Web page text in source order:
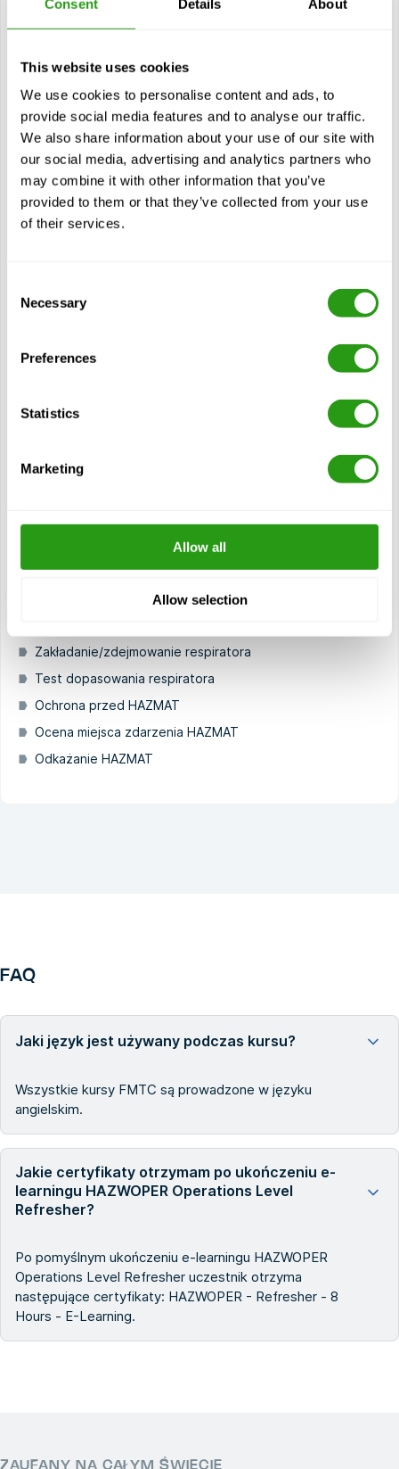
Consent Details About
This website uses cookies
We use cookies to personalise content and ads, to
provide social media features and to analyse our traffic.
We also share information about your use of our site with
our social media, advertising and analytics partners who
may combine it with other information that you’ve
provided to them or that they’ve collected from your use
of their services.
Selection
Necessary
Preferences
Statistics
Marketing
Allow all
Allow selection
Emergency Response i jest to kurs przeznaczony dla
pracowników, którzy mogą działać jako...
Certyfikaty
HAZWOPER Technician Level E-Learning
Widok kurs
Moduły
Przegląd HAZWOPER
Niebezpieczna komunikacja (HAZCOM)
Uwolnienie HAZMAT
Oznaki obecności materiałów niebezpiecznych na miejscu
SOP i plan reagowania kryzysowego
Kontrola administracyjna
Środki ochrony indywidualnej (PPE)
Poziomy środków ochrony indywidualnej (PPE)
Zakładanie/zdejmowanie respiratora
Test dopasowania respiratora
Ochrona przed HAZMAT
Ocena miejsca zdarzenia HAZMAT
Odkażanie HAZMAT
FAQ
Jaki język jest używany podczas kursu?
Wszystkie kursy FMTC są prowadzone w języku
angielskim.
Jakie certyfikaty otrzymam po ukończeniu e-
learningu HAZWOPER Operations Level
Refresher?
Po pomyślnym ukończeniu e-learningu HAZWOPER
Operations Level Refresher uczestnik otrzyma
następujące certyfikaty: HAZWOPER - Refresher - 8
Hours - E-Learning.
ZAUFANY NA CAŁYM ŚWIECIE